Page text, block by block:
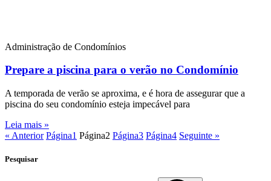
Administração de Condomínios
Prepare a piscina para o verão no Condomínio
A temporada de verão se aproxima, e é hora de assegurar que a
piscina do seu condomínio esteja impecável para
Leia mais »
« Anterior Página1 Página2 Página3 Página4 Seguinte »
Pesquisar